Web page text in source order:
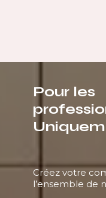
Pour les
Créez votre
l’ensemble de